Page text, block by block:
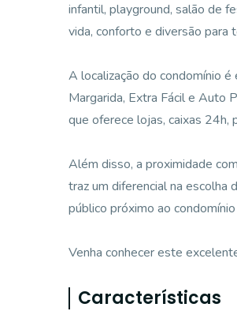
infantil, playground, salão de
vida, conforto e diversão para
A localização do condomínio
Margarida, Extra Fácil e Auto
que oferece lojas, caixas
Além disso, a proximidade
traz um diferencial na escolha
público próximo ao
Venha conhecer este
Características